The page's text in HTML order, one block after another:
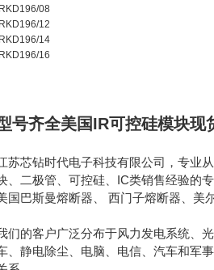
IRKD196/08
IRKD196/12
IRKD196/14
IRKD196/16
号齐全美国IR可控硅模块现
苏芯钻时代电子科技有限公司，专业
、二极管、可控硅、IC类销售经验的
国巴斯曼熔断器、 西门子熔断器、美
们的客户广泛分布于风力发电系统、
、静电除尘、电脑、电信、汽车和军